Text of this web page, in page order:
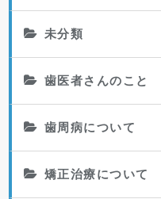
未分類
歯医者さんのこと
歯周病について
矯正治療について